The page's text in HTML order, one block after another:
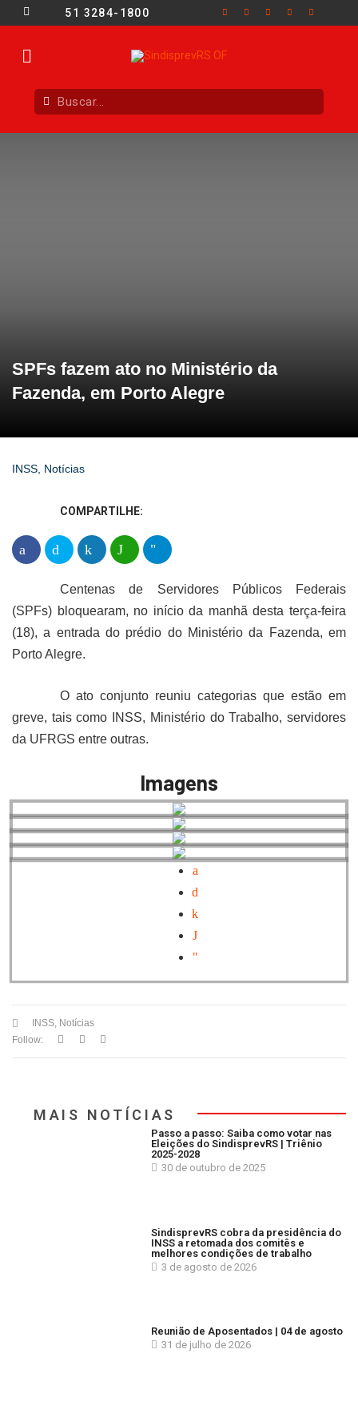
51 3284-1800
SPFs fazem ato no Ministério da
Fazenda, em Porto Alegre
INSS, Notícias
COMPARTILHE:
Centenas de Servidores Públicos Federais
(SPFs) bloquearam, no início da manhã desta terça-feira
(18), a entrada do prédio do Ministério da Fazenda, em
Porto Alegre.
O ato conjunto reuniu categorias que estão em
greve, tais como INSS, Ministério do Trabalho, servidores
da UFRGS entre outras.
Imagens
INSS, Notícias
Follow:
MAIS NOTÍCIAS
Passo a passo: Saiba como votar nas
Eleições do SindisprevRS | Triênio
2025-2028
30 de outubro de 2025
SindisprevRS cobra da presidência do
INSS a retomada dos comitês e
melhores condições de trabalho
3 de agosto de 2026
Reunião de Aposentados | 04 de agosto
31 de julho de 2026